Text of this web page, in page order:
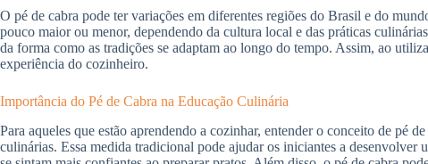
O pé de cabra pode ter variações em diferentes regiões do Brasil e do
pouco maior ou menor, dependendo da cultura local e das práticas
da forma como as tradições se adaptam ao longo do tempo. Assim, ao
experiência do cozinheiro.
Importância do Pé de Cabra na Educação Culinária
Para aqueles que estão aprendendo a cozinhar, entender o conceito de pé
culinárias. Essa medida tradicional pode ajudar os iniciantes a